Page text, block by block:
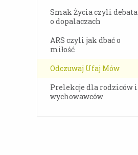
Smak Życia czyli debata
o dopalaczach
ARS czyli jak dbać o
miłość
Odczuwaj Ufaj Mów
Prelekcje dla rodziców i
wychowawców